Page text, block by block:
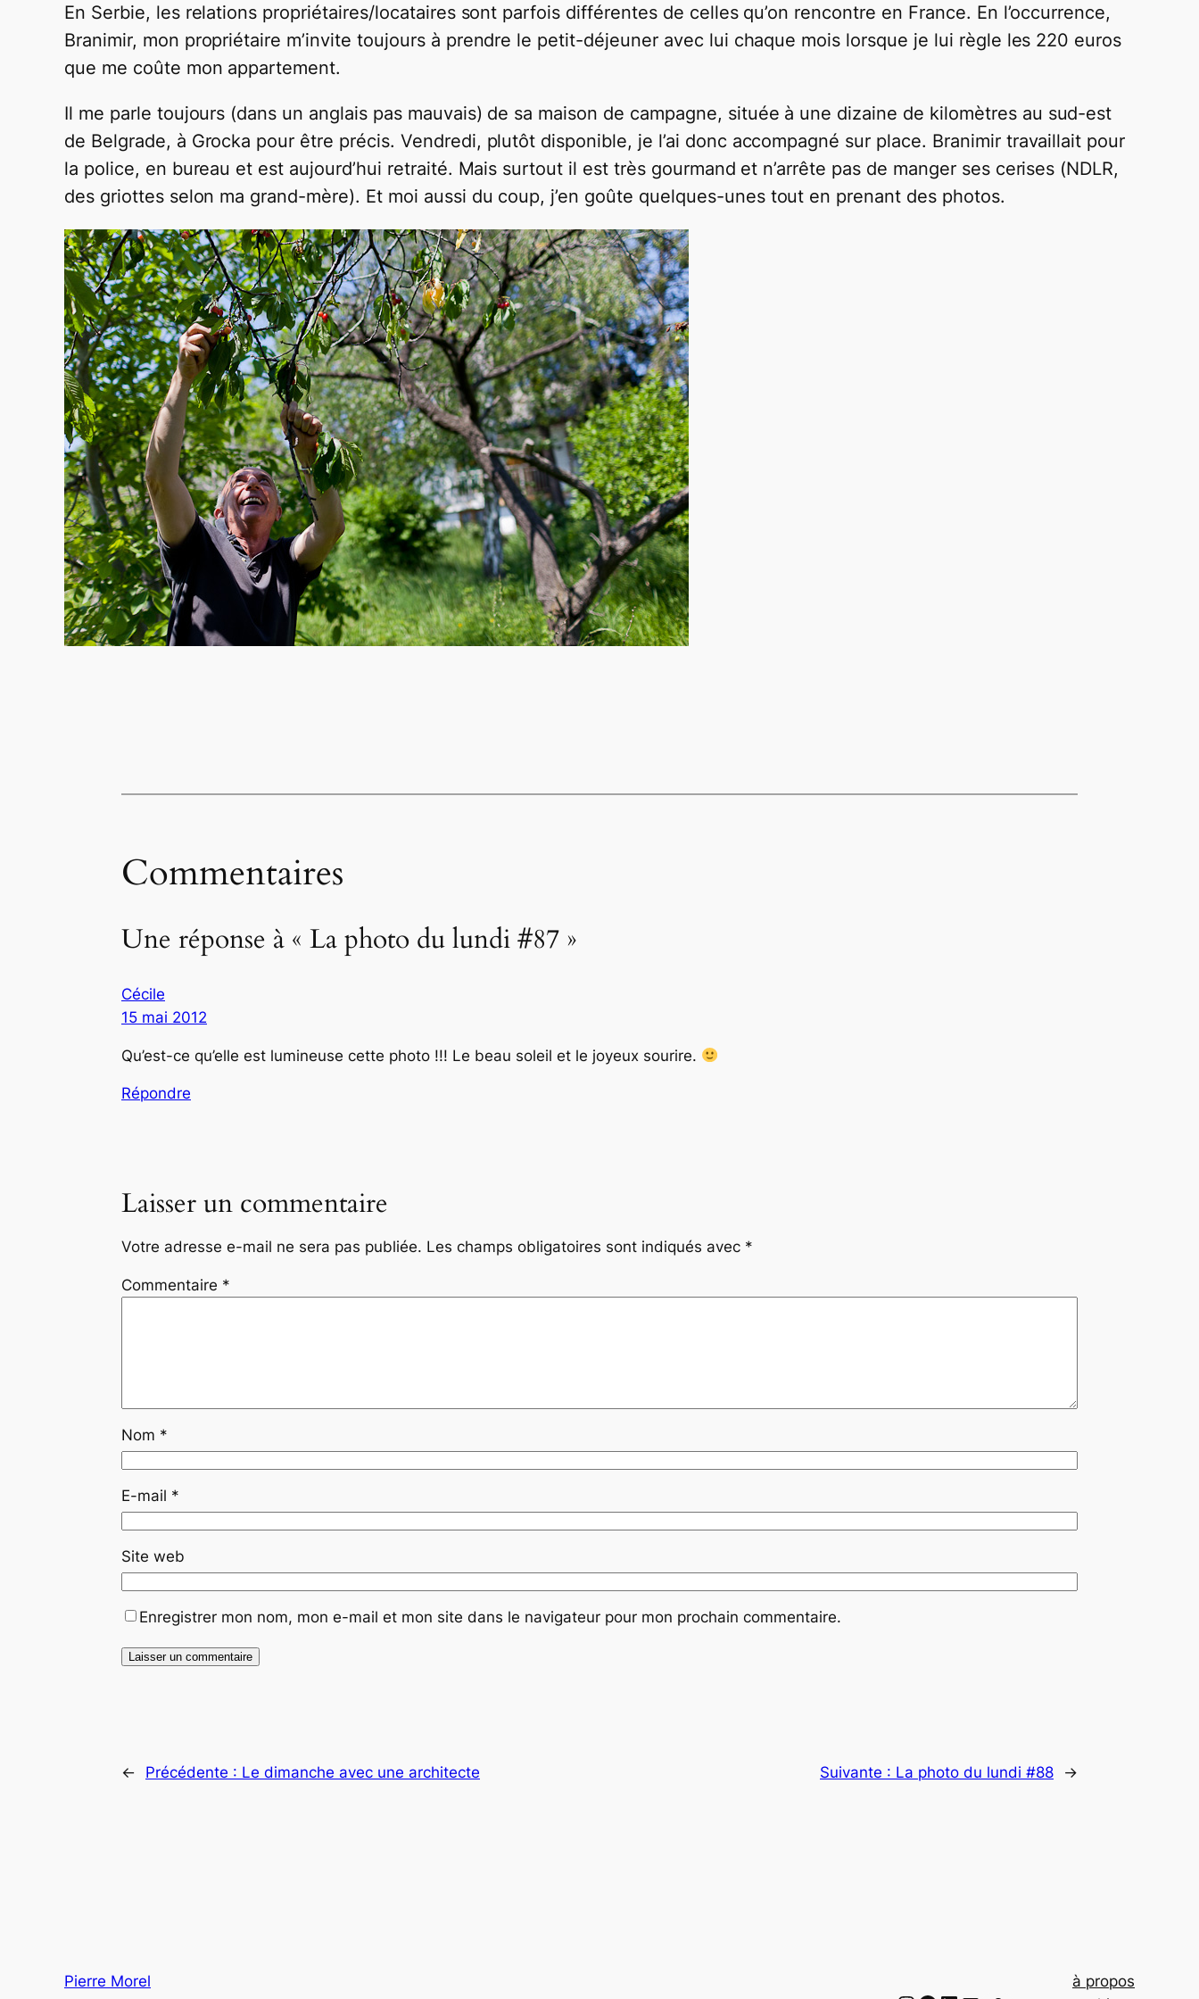
En Serbie, les relations propriétaires/locataires sont parfois différentes de celles qu’on rencontre en France. En l’occurrence,
Branimir, mon propriétaire m’invite toujours à prendre le petit-déjeuner avec lui chaque mois lorsque je lui règle les 220 euros
que me coûte mon appartement.
Il me parle toujours (dans un anglais pas mauvais) de sa maison de campagne, située à une dizaine de kilomètres au sud-est
de Belgrade, à Grocka pour être précis. Vendredi, plutôt disponible, je l’ai donc accompagné sur place. Branimir travaillait pour
la police, en bureau et est aujourd’hui retraité. Mais surtout il est très gourmand et n’arrête pas de manger ses cerises (NDLR,
des griottes selon ma grand-mère). Et moi aussi du coup, j’en goûte quelques-unes tout en prenant des photos.
Commentaires
Une réponse à « La photo du lundi #87 »
Cécile
15 mai 2012
Qu’est-ce qu’elle est lumineuse cette photo !!! Le beau soleil et le joyeux sourire.
Répondre
Laisser un commentaire
Votre adresse e-mail ne sera pas publiée. Les champs obligatoires sont indiqués avec *
Commentaire *
Nom *
E-mail *
Site web
Enregistrer mon nom, mon e-mail et mon site dans le navigateur pour mon prochain commentaire.
← Précédente : Le dimanche avec une architecte Suivante : La photo du lundi #88 →
Pierre Morel
à propos